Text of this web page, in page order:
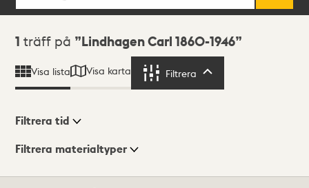
Sökresultat
1 träff på Lindhagen Carl 1860-1946
Visa lista Visa karta Filtrera
Visningsläge
Filtrera tid
Filtrera materialtyper